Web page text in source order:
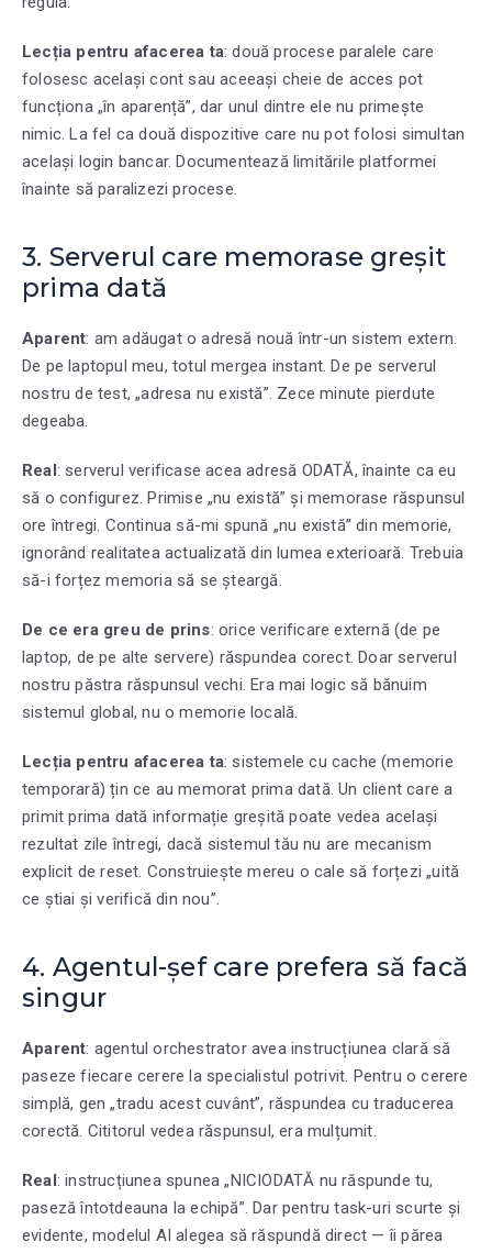
Lecția pentru afacerea ta: două procese paralele care
folosesc același cont sau aceeași cheie de acces pot
funcționa „în aparență”, dar unul dintre ele nu primește
nimic. La fel ca două dispozitive care nu pot folosi simultan
același login bancar. Documentează limitările platformei
înainte să paralizezi procese.
3. Serverul care memorase greșit
prima dată
Aparent: am adăugat o adresă nouă într-un sistem extern.
De pe laptopul meu, totul mergea instant. De pe serverul
nostru de test, „adresa nu există”. Zece minute pierdute
degeaba.
Real: serverul verificase acea adresă ODATĂ, înainte ca eu
să o configurez. Primise „nu există” și memorase răspunsul
ore întregi. Continua să-mi spună „nu există” din memorie,
ignorând realitatea actualizată din lumea exterioară. Trebuia
să-i forțez memoria să se șteargă.
De ce era greu de prins: orice verificare externă (de pe
laptop, de pe alte servere) răspundea corect. Doar serverul
nostru păstra răspunsul vechi. Era mai logic să bănuim
sistemul global, nu o memorie locală.
Lecția pentru afacerea ta: sistemele cu cache (memorie
temporară) țin ce au memorat prima dată. Un client care a
primit prima dată informație greșită poate vedea același
rezultat zile întregi, dacă sistemul tău nu are mecanism
explicit de reset. Construiește mereu o cale să forțezi „uită
ce știai și verifică din nou”.
4. Agentul-șef care prefera să facă
singur
Aparent: agentul orchestrator avea instrucțiunea clară să
paseze fiecare cerere la specialistul potrivit. Pentru o cerere
simplă, gen „tradu acest cuvânt”, răspundea cu traducerea
corectă. Cititorul vedea răspunsul, era mulțumit.
Real: instrucțiunea spunea „NICIODATĂ nu răspunde tu,
paseză întotdeauna la echipă”. Dar pentru task-uri scurte și
evidente, modelul AI alegea să răspundă direct — îi părea